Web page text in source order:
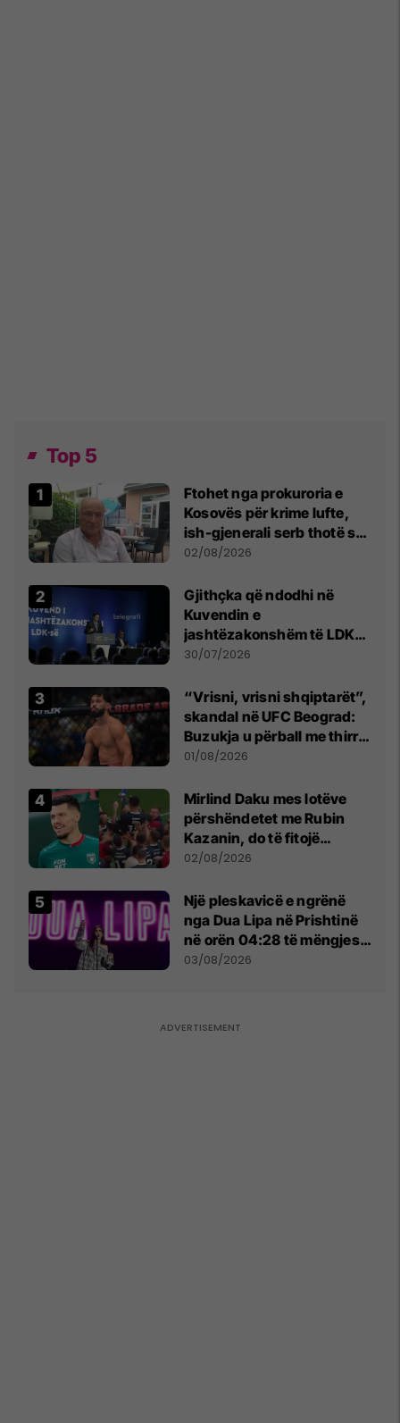
Top 5
Ftohet nga prokuroria e
Kosovës për krime lufte,
ish-gjenerali serb thotë se
dikush e tradhtoi në
02/08/2026
Gjithçka që ndodhi në
Kuvendin e
jashtëzakonshëm të LDK-
së
30/07/2026
“Vrisni, vrisni shqiptarët”,
skandal në UFC Beograd:
Buzukja u përball me thirrje
anti-shqiptare nga
01/08/2026
Mirlind Daku mes lotëve
përshëndetet me Rubin
Kazanin, do të fitojë
miliona te Spartak Moska
02/08/2026
Një pleskavicë e ngrënë
nga Dua Lipa në Prishtinë
në orën 04:28 të mëngjesit
- dhe bota digjitale serbe
03/08/2026